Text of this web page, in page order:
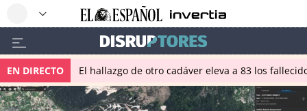
EN DIRECTO El hallazgo de otro cadáver eleva a 83 los